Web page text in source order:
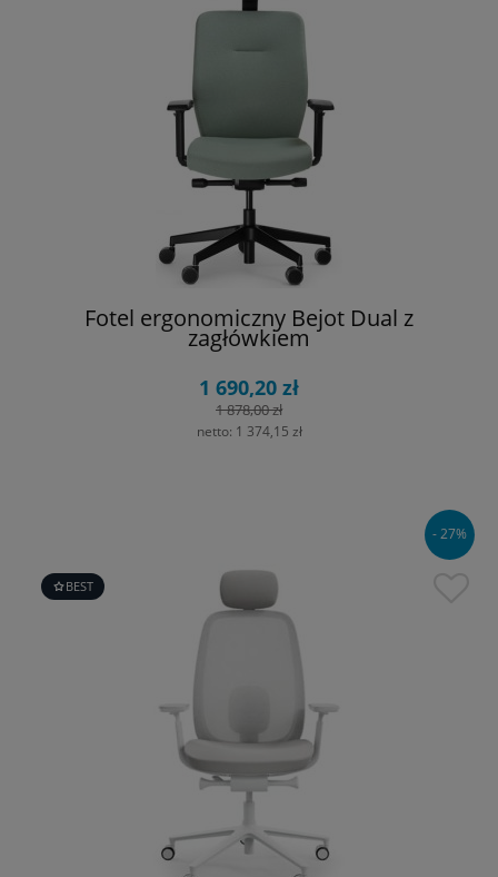
Fotel ergonomiczny Bejot Dual z
zagłówkiem
1 690,20 zł
1 878,00 zł
netto: 1 374,15 zł
BEST
- 27%